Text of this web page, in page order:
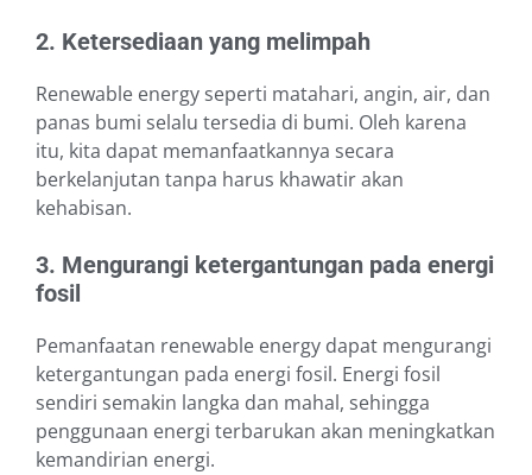
2. Ketersediaan yang melimpah
Renewable energy seperti matahari, angin, air, dan
panas bumi selalu tersedia di bumi. Oleh karena
itu, kita dapat memanfaatkannya secara
berkelanjutan tanpa harus khawatir akan
kehabisan.
3. Mengurangi ketergantungan pada energi
fosil
Pemanfaatan renewable energy dapat mengurangi
ketergantungan pada energi fosil. Energi fosil
sendiri semakin langka dan mahal, sehingga
penggunaan energi terbarukan akan meningkatkan
kemandirian energi.